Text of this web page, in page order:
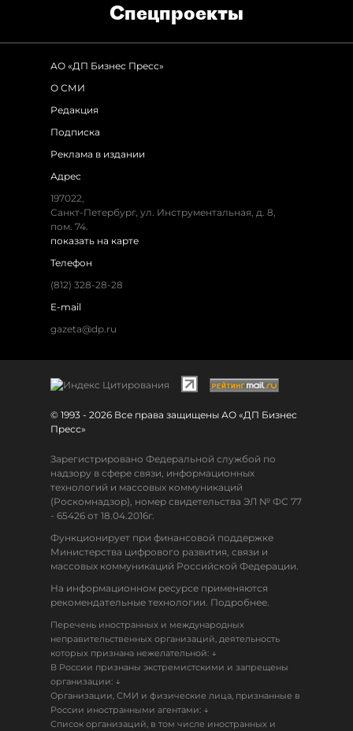
Спец­проекты
АО «ДП Бизнес Пресс»
О СМИ
Редакция
Подписка
Реклама в издании
Адрес
197022,
Санкт-Петербург, ул. Инструментальная, д. 8,
пом. 74.
показать на карте
Телефон
(812) 328-28-28
E-mail
gazeta@dp.ru
© 1993 - 2026 Все права защищены АО «ДП Бизнес
Пресс»
Зарегистрировано Федеральной службой по
надзору в сфере связи, информационных
технологий и массовых коммуникаций
(Роскомнадзор), номер свидетельства ЭЛ № ФС 77
- 65426 от 18.04.2016г.
Функционирует при финансовой поддержке
Министерства цифрового развития, связи и
массовых коммуникаций Российской Федерации.
На информационном ресурсе применяются
рекомендательные технологии. Подробнее.
Перечень иностранных и международных
неправительственных организаций, деятельность
которых признана нежелательной: ↓
В России признаны экстремистскими и запрещены
организации: ↓
Организации, СМИ и физические лица, признанные в
России иностранными агентами: ↓
Список организаций, в том числе иностранных и